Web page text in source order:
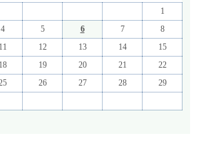
1
4 5 6 7
8
11 12 13 14
15
18 19 20 21
22
26 27 28
29